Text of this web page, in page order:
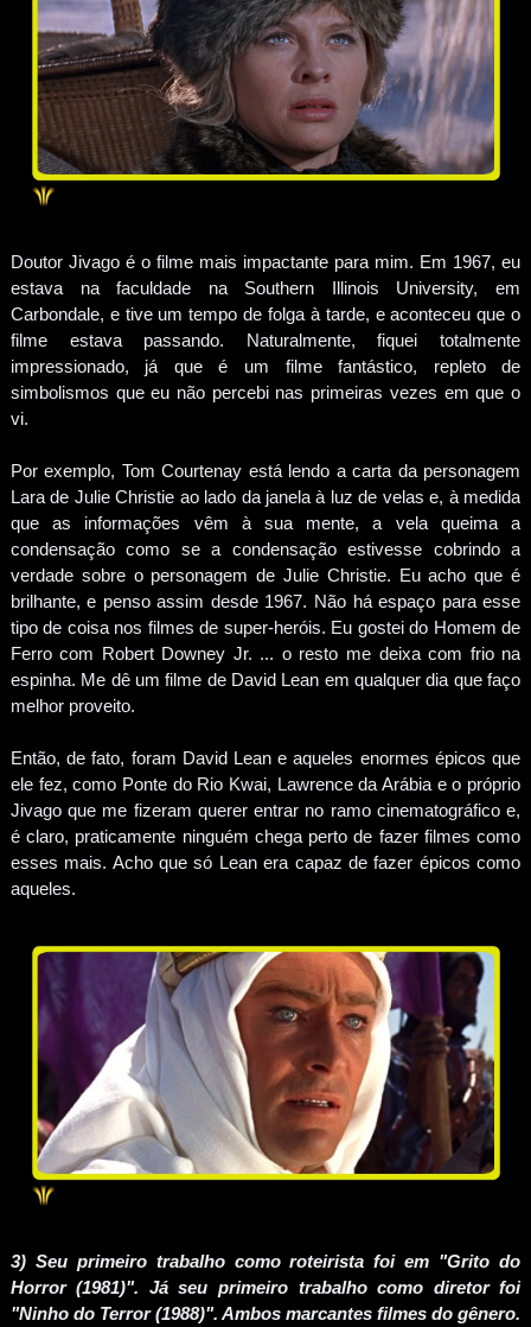
Doutor Jivago é o filme mais impactante para mim. Em 1967, eu
estava na faculdade na Southern Illinois University, em
Carbondale, e tive um tempo de folga à tarde, e aconteceu que o
filme estava passando. Naturalmente, fiquei totalmente
impressionado, já que é um filme fantástico, repleto de
simbolismos que eu não percebi nas primeiras vezes em que o
vi.
Por exemplo, Tom Courtenay está lendo a carta da personagem
Lara de Julie Christie ao lado da janela à luz de velas e, à medida
que as informações vêm à sua mente, a vela queima a
condensação como se a condensação estivesse cobrindo a
verdade sobre o personagem de Julie Christie. Eu acho que é
brilhante, e penso assim desde 1967. Não há espaço para esse
tipo de coisa nos filmes de super-heróis. Eu gostei do Homem de
Ferro com Robert Downey Jr. ... o resto me deixa com frio na
espinha. Me dê um filme de David Lean em qualquer dia que faço
melhor proveito.
Então, de fato, foram David Lean e aqueles enormes épicos que
ele fez, como Ponte do Rio Kwai, Lawrence da Arábia e o próprio
Jivago que me fizeram querer entrar no ramo cinematográfico e,
é claro, praticamente ninguém chega perto de fazer filmes como
esses mais. Acho que só Lean era capaz de fazer épicos como
aqueles.
3) Seu primeiro trabalho como roteirista foi em "Grito do
Horror (1981)". Já seu primeiro trabalho como diretor foi
"Ninho do Terror (1988)". Ambos marcantes filmes do gênero.